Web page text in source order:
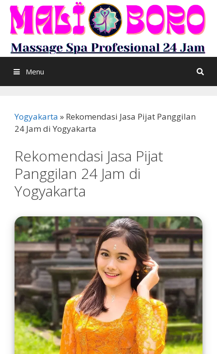
Menu
Yogyakarta » Rekomendasi Jasa Pijat Panggilan
24 Jam di Yogyakarta
Rekomendasi Jasa Pijat
Panggilan 24 Jam di
Yogyakarta